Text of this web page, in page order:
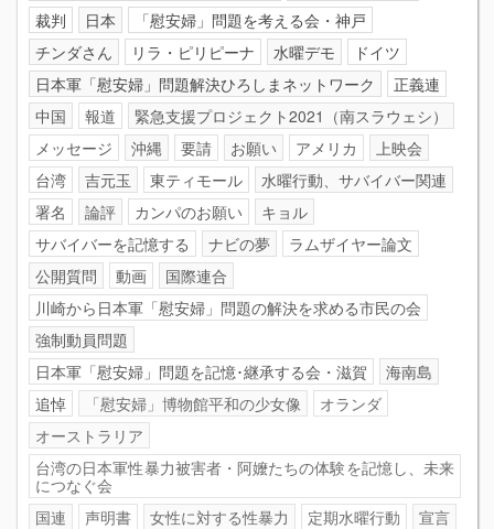
裁判
日本
「慰安婦」問題を考える会・神戸
チンダさん
リラ・ピリピーナ 水曜デモ
ドイツ
日本軍「慰安婦」問題解決ひろしまネットワーク
正義連
中国
報道
緊急支援プロジェクト2021（南スラウェシ）
メッセージ
沖縄 要請 お願い アメリカ
上映会
台湾
吉元玉 東ティモール
水曜行動、サバイバー関連
署名
論評 カンパのお願い
キョル
サバイバーを記憶する
ナビの夢
ラムザイヤー論文
公開質問
動画
国際連合
川崎から日本軍「慰安婦」問題の解決を求める市民の会
強制動員問題
日本軍「慰安婦」問題を記憶･継承する会・滋賀
海南島
追悼
「慰安婦」博物館平和の少女像
オランダ
オーストラリア
台湾の日本軍性暴力被害者・阿嬤たちの体験を記憶し、未来
につなぐ会
国連
声明書 女性に対する性暴力 定期水曜行動
宣言